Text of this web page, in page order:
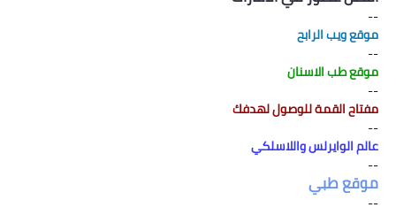
--
موقع ويب الرابح
--
موقع طب الاسنان
--
مفتاح القمة للوصول لهدفك
--
عالم الوايرلس واللاسلكي
--
موقع طبي
--